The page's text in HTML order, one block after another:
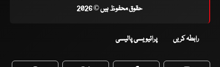
حقوق محفوظ ہیں © 2026
رابطہ کریں پرائیویسی پالیسی